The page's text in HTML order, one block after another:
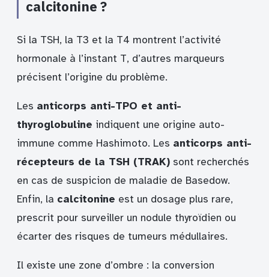
calcitonine ?
Si la TSH, la T3 et la T4 montrent l’activité
hormonale à l’instant T, d’autres marqueurs
précisent l’origine du problème.
Les anticorps anti-TPO et anti-
thyroglobuline indiquent une origine auto-
immune comme Hashimoto. Les anticorps anti-
récepteurs de la TSH (TRAK) sont recherchés
en cas de suspicion de maladie de Basedow.
Enfin, la calcitonine est un dosage plus rare,
prescrit pour surveiller un nodule thyroïdien ou
écarter des risques de tumeurs médullaires.
Il existe une zone d’ombre : la conversion